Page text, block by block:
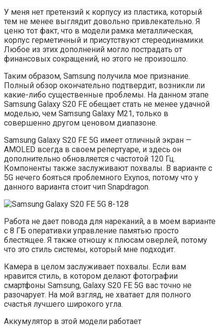
У меня нет претензий к корпусу из пластика, который
тем не менее выглядит довольно привлекательно. Я
ценю тот факт, что в модели рамка металлическая,
корпус герметичный и присутствуют стереодинамики.
Любое из этих дополнений могло пострадать от
финансовых сокращений, но этого не произошло.
Таким образом, Samsung получила мое признание.
Полный обзор окончательно подтвердит, возникли ли
какие-либо существенные проблемы. На данном этапе
Samsung Galaxy S20 FE обещает стать не менее удачной
моделью, чем Samsung Galaxy M21, только в
совершенно другом ценовом диапазоне.
Samsung Galaxy S20 FE 5G имеет отличный экран —
AMOLED всегда в своем репертуаре, и здесь он
дополнительно обновляется с частотой 120 Гц.
Компоненты также заслуживают похвалы. В варианте с
5G нечего бояться проблемного Exynos, потому что у
данного варианта стоит чип Snapdragon.
Работа не дает повода для нареканий, а в моем варианте
с 8 ГБ оперативки управление памятью просто
блестящее. Я также отношу к плюсам оверлей, потому
что это стиль системы, который мне подходит.
Камера в целом заслуживает похвалы. Если вам
нравится стиль, в котором делают фотографии
смартфоны Samsung, Galaxy S20 FE 5G вас точно не
разочарует. На мой взгляд, не хватает для полного
счастья лучшего широкого угла.
Аккумулятор в этой модели работает